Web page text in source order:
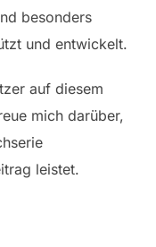
besonders
und entwickelt.
auf diesem
mich darüber,
leistet.